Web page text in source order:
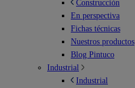
Construcción
En perspectiva
Fichas técnicas
Nuestros productos
Blog Pintuco
Industrial
Industrial